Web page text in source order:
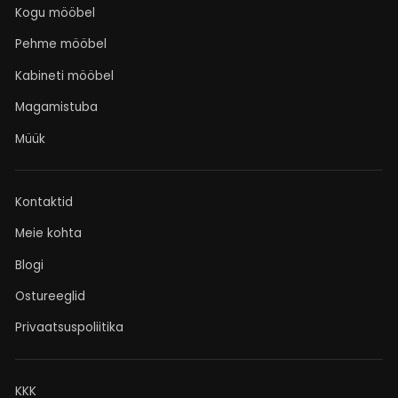
Kogu mööbel
Pehme mööbel
Kabineti mööbel
Magamistuba
Müük
Kontaktid
Meie kohta
Blogi
Ostureeglid
Privaatsuspoliitika
KKK